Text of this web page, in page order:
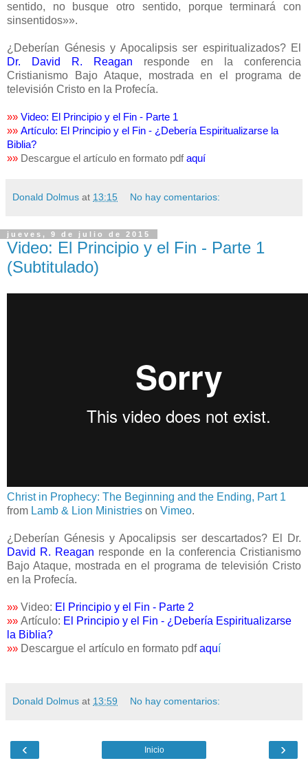
sentido, no busque otro sentido, porque terminará con
sinsentidos»».
¿Deberían Génesis y Apocalipsis ser espiritualizados? El
Dr. David R. Reagan responde en la conferencia
Cristianismo Bajo Ataque, mostrada en el programa de
televisión Cristo en la Profecía.
»» Video: El Principio y el Fin - Parte 1
»» Artículo: El Principio y el Fin - ¿Debería Espiritualizarse la
Biblia?
»» Descargue el artículo en formato pdfaquí
Donald Dolmus at 13:15 No hay comentarios:
jueves, 9 de julio de 2015
Video: El Principio y el Fin - Parte 1
(Subtitulado)
Christ in Prophecy: The Beginning and the Ending, Part 1
from Lamb & Lion Ministries on Vimeo.
¿Deberían Génesis y Apocalipsis ser descartados? El Dr.
David R. Reagan responde en la conferencia Cristianismo
Bajo Ataque, mostrada en el programa de televisión Cristo
en la Profecía.
»» Video: El Principio y el Fin - Parte 2
»» Artículo: El Principio y el Fin - ¿Debería Espiritualizarse
la Biblia?
»» Descargue el artículo en formato pdfaquí
Donald Dolmus at 13:59 No hay comentarios:
‹ ›
Inicio